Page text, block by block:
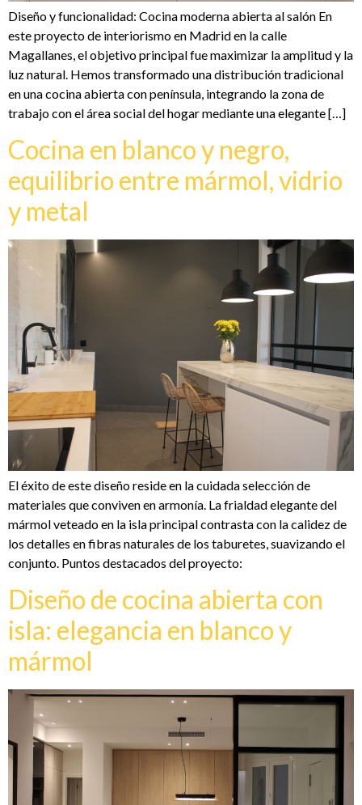
Diseño y funcionalidad: Cocina moderna abierta al salón En
este proyecto de interiorismo en Madrid en la calle
Magallanes, el objetivo principal fue maximizar la amplitud y la
luz natural. Hemos transformado una distribución tradicional
en una cocina abierta con península, integrando la zona de
trabajo con el área social del hogar mediante una elegante […]
Cocina en blanco y negro,
equilibrio entre mármol, vidrio
y metal
El éxito de este diseño reside en la cuidada selección de
materiales que conviven en armonía. La frialdad elegante del
mármol veteado en la isla principal contrasta con la calidez de
los detalles en fibras naturales de los taburetes, suavizando el
conjunto. Puntos destacados del proyecto:
Diseño de cocina abierta con
isla: elegancia en blanco y
mármol